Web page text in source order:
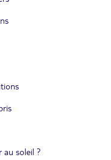
au soleil ?